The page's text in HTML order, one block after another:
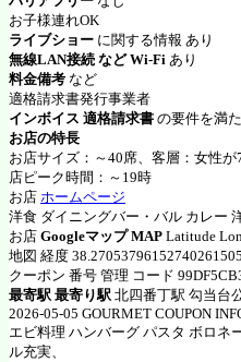
お子様連れOK
ライブショー に関する情報 あり
無線LAN接続 など Wi-Fi あり
料金備考 など
適格請求書発行事業者
インボイス 適格請求書 の要件を満
お店の特長
お店サイズ：～40席、客層：女性
店ピーク時間：～19時
お店 ホームページ
洋食 ダイニングバー・バル カレー
お店 Googleマップ MAP Latitude
地図 経度
クーポン 番号 管理 コード
最寄駅 最寄り駅 北四番丁駅 勾当台
2026-05-05 GOURMET COUPON
エビ料理 ハンバーグ パスタ ボロネ
ル充実、